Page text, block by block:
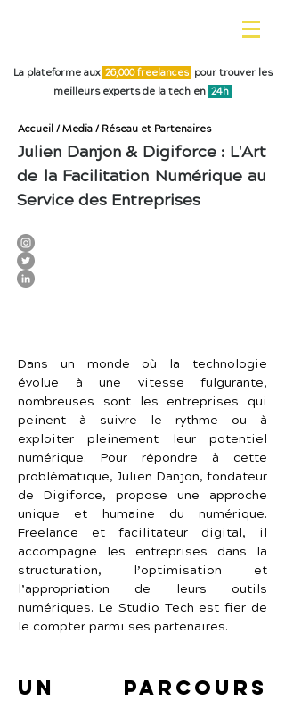
La plateforme aux 26,000 freelances pour trouver les
meilleurs experts de la tech en 24h
Accueil / Media / Réseau et Partenaires
Julien Danjon & Digiforce : L'Art
de la Facilitation Numérique au
Service des Entreprises
Dans un monde où la technologie
évolue à une vitesse fulgurante,
nombreuses sont les entreprises qui
peinent à suivre le rythme ou à
exploiter pleinement leur potentiel
numérique. Pour répondre à cette
problématique, Julien Danjon, fondateur
de Digiforce, propose une approche
unique et humaine du numérique.
Freelance et facilitateur digital, il
accompagne les entreprises dans la
structuration, l’optimisation et
l’appropriation de leurs outils
numériques. Le Studio Tech est fier de
le compter parmi ses partenaires.
Un parcours